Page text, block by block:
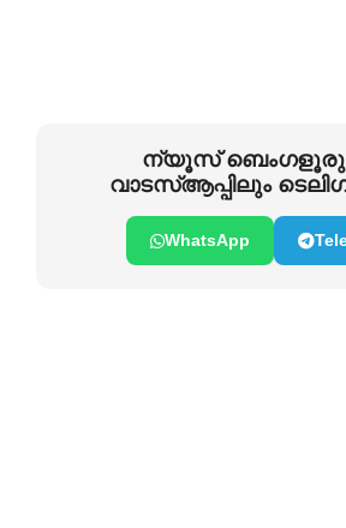
ന്യൂസ് ബെംഗളൂരു
വാടസ്ആപ്പിലും
WhatsApp